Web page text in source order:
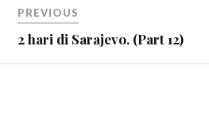
PREVIOUS
2 hari di Sarajevo. (Part 12)